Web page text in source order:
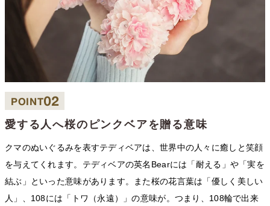
POINT02
愛する人へ桜のピンクベアを贈る意味
クマのぬいぐるみを表すテディベアは、世界中の人々に癒しと笑顔
を与えてくれます。テディベアの英名Bearには「耐える」や「実を
結ぶ」といった意味があります。また桜の花言葉は「優しく美しい
人」、108には「トワ（永遠）」の意味が。つまり、108輪で出来